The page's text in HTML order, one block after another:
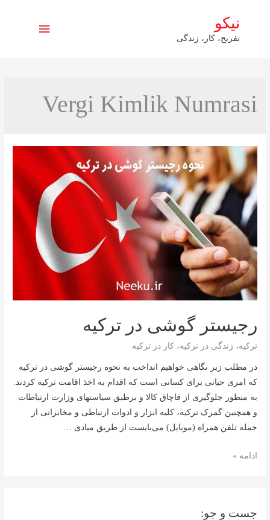
نیکو
تفریح، کار، زندگی
فهرست
جست و جو:
Vergi Kimlik Numrasi
رجیستر گوشی در ترکیه
ترکیه، زندگی در ترکیه،کار در ترکیه
در مطلب زیر نگاهی خواهیم انداخت به نحوه رجیستر گوشی در ترکیه
که امری حیاتی برای کسانی است که اقدام به اخذ اقامت ترکیه کردند.
به منظور جلوگیری از قاچاق کالا و برطبق سیاستهای وزارت ارتباطات
و همچنین گمرک ترکیه، کلیه ابزار و ادوات ارتباطی و مخابراتی از
جمله تلفن همراه (موبایل) می‌بایست از طریق مبادی …
رجیستر
ادامه »